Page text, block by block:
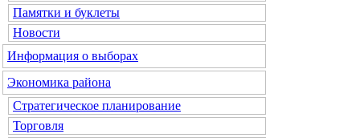
Памятки и буклеты
Новости
Информация о выборах
Экономика района
Стратегическое планирование
Торговля